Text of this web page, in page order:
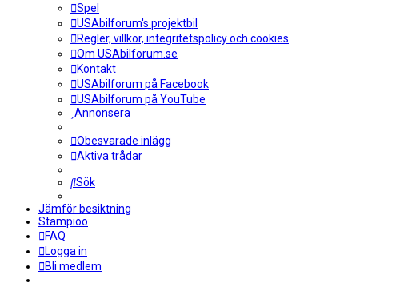
Spel
USAbilforum's projektbil
Regler, villkor, integritetspolicy och cookies
Om USAbilforum.se
Kontakt
USAbilforum på Facebook
USAbilforum på YouTube
Annonsera
Obesvarade inlägg
Aktiva trådar
Sök
Jämför besiktning
Stampioo
FAQ
Logga in
Bli medlem